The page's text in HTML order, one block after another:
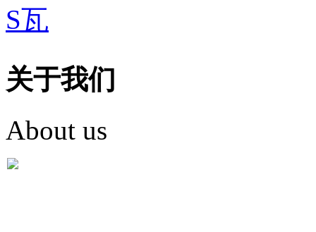
S瓦
关于我们
About us